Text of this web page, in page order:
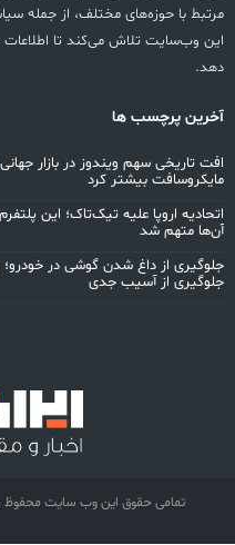
با حوزه‌های مختلف، از جمله
وب‌سایت تلاش می‌کند تا اطلاعات دقیق
پرچسب ها
تاریخی سهم ویندوز در بازار جهانی؛
بیشتر کرد
اروپا علیه تیک‌تاک؛ این
متهم شد
از داغ شدن گوشی در خودرو؛
از آسیب جدی
تمامی حقوق این وب سایت محفوظ